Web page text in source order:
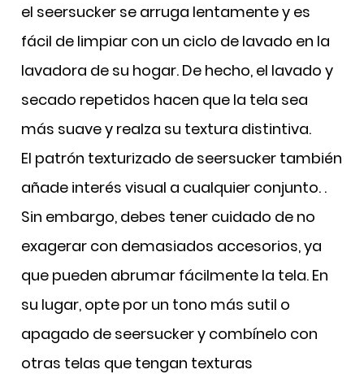
el seersucker se arruga lentamente y es
fácil de limpiar con un ciclo de lavado en la
lavadora de su hogar. De hecho, el lavado y
secado repetidos hacen que la tela sea
más suave y realza su textura distintiva.
El patrón texturizado de seersucker también
añade interés visual a cualquier conjunto. .
Sin embargo, debes tener cuidado de no
exagerar con demasiados accesorios, ya
que pueden abrumar fácilmente la tela. En
su lugar, opte por un tono más sutil o
apagado de seersucker y combínelo con
otras telas que tengan texturas